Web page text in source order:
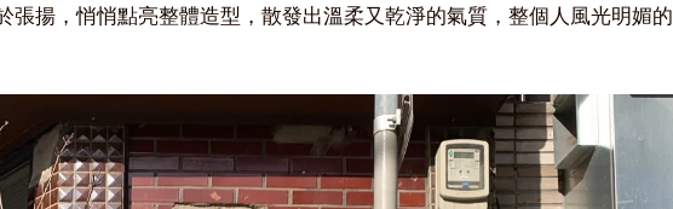
張揚，悄悄點亮整體造型，散發出溫柔又乾淨的氣質，整個人風光明媚的